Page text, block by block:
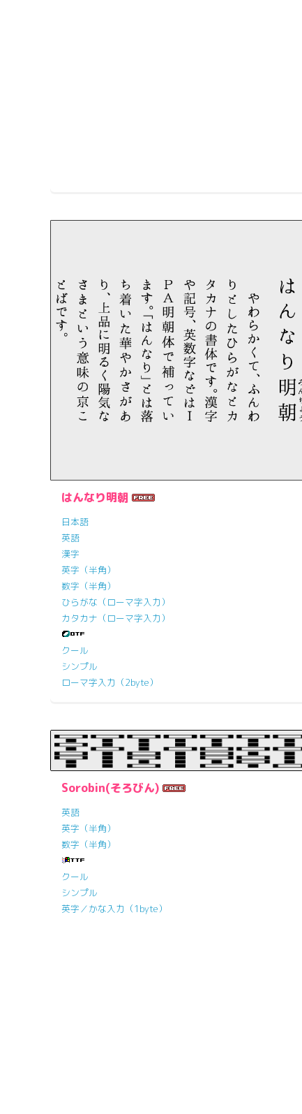
はんなり明朝
日本語
英語
漢字
英字（半角）
数字（半角）
ひらがな（ローマ字入力）
カタカナ（ローマ字入力）
クール
シンプル
ローマ字入力（2byte）
Sorobin(そろびん)
英語
英字（半角）
数字（半角）
クール
シンプル
英字／かな入力（1byte）